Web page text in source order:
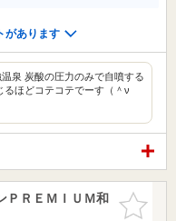
があります
泉 炭酸の圧力のみで自噴する
るほどコテコテでーす（＾ν
お気に入
りに追加
ＲＥＭＩＵＭ和